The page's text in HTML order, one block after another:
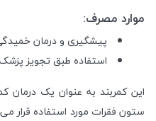
موارد مصرف:
پیشگیری و درمان
استفاده طبق تجویز
این کمربند به عنوان یک درمان
ستون فقرات مورد استفاده